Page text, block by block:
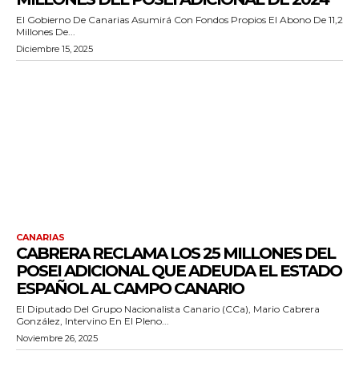
El Gobierno De Canarias Asumirá Con Fondos Propios El Abono De 11,2
Millones De...
Diciembre 15, 2025
CANARIAS
CABRERA RECLAMA LOS 25 MILLONES DEL
POSEI ADICIONAL QUE ADEUDA EL ESTADO
ESPAÑOL AL CAMPO CANARIO
El Diputado Del Grupo Nacionalista Canario (CCa), Mario Cabrera
González, Intervino En El Pleno...
Noviembre 26, 2025